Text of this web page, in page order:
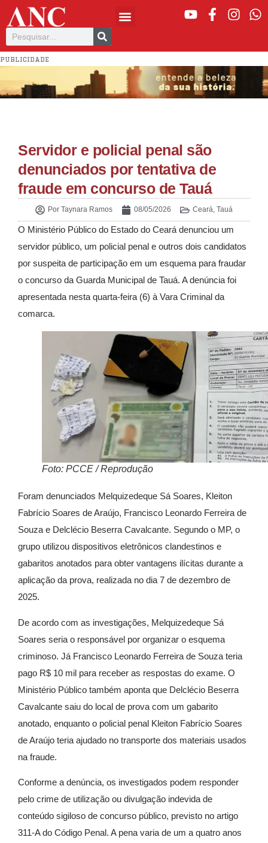
PUBLICIDADE
Servidor e policial penal são
denunciados por tentativa de
fraude em concurso de Tauá
Por Taynara Ramos 08/05/2026 Ceará, Tauá
O Ministério Público do Estado do Ceará denunciou um
servidor público, um policial penal e outros dois candidatos
por suspeita de participação em um esquema para fraudar
o concurso da Guarda Municipal de Tauá. A denúncia foi
apresentada nesta quarta-feira (6) à Vara Criminal da
comarca.
Foto: PCCE / Reprodução
Foram denunciados Melquizedeque Sá Soares, Kleiton
Fabrício Soares de Araújo, Francisco Leonardo Ferreira de
Souza e Delclécio Beserra Cavalcante. Segundo o MP, o
grupo utilizou dispositivos eletrônicos clandestinos e
gabaritos anotados para obter vantagens ilícitas durante a
aplicação da prova, realizada no dia 7 de dezembro de
2025.
De acordo com as investigações, Melquizedeque Sá
Soares seria o responsável por organizar o esquema
criminoso. Já Francisco Leonardo Ferreira de Souza teria
pago R$ 10 mil para receber as respostas do exame. O
Ministério Público também aponta que Delclécio Beserra
Cavalcante saiu do local de prova com um gabarito
anotado, enquanto o policial penal Kleiton Fabrício Soares
de Araújo teria ajudado no transporte dos materiais usados
na fraude.
Conforme a denúncia, os investigados podem responder
pelo crime de utilização ou divulgação indevida de
conteúdo sigiloso de concurso público, previsto no artigo
311-A do Código Penal. A pena varia de um a quatro anos